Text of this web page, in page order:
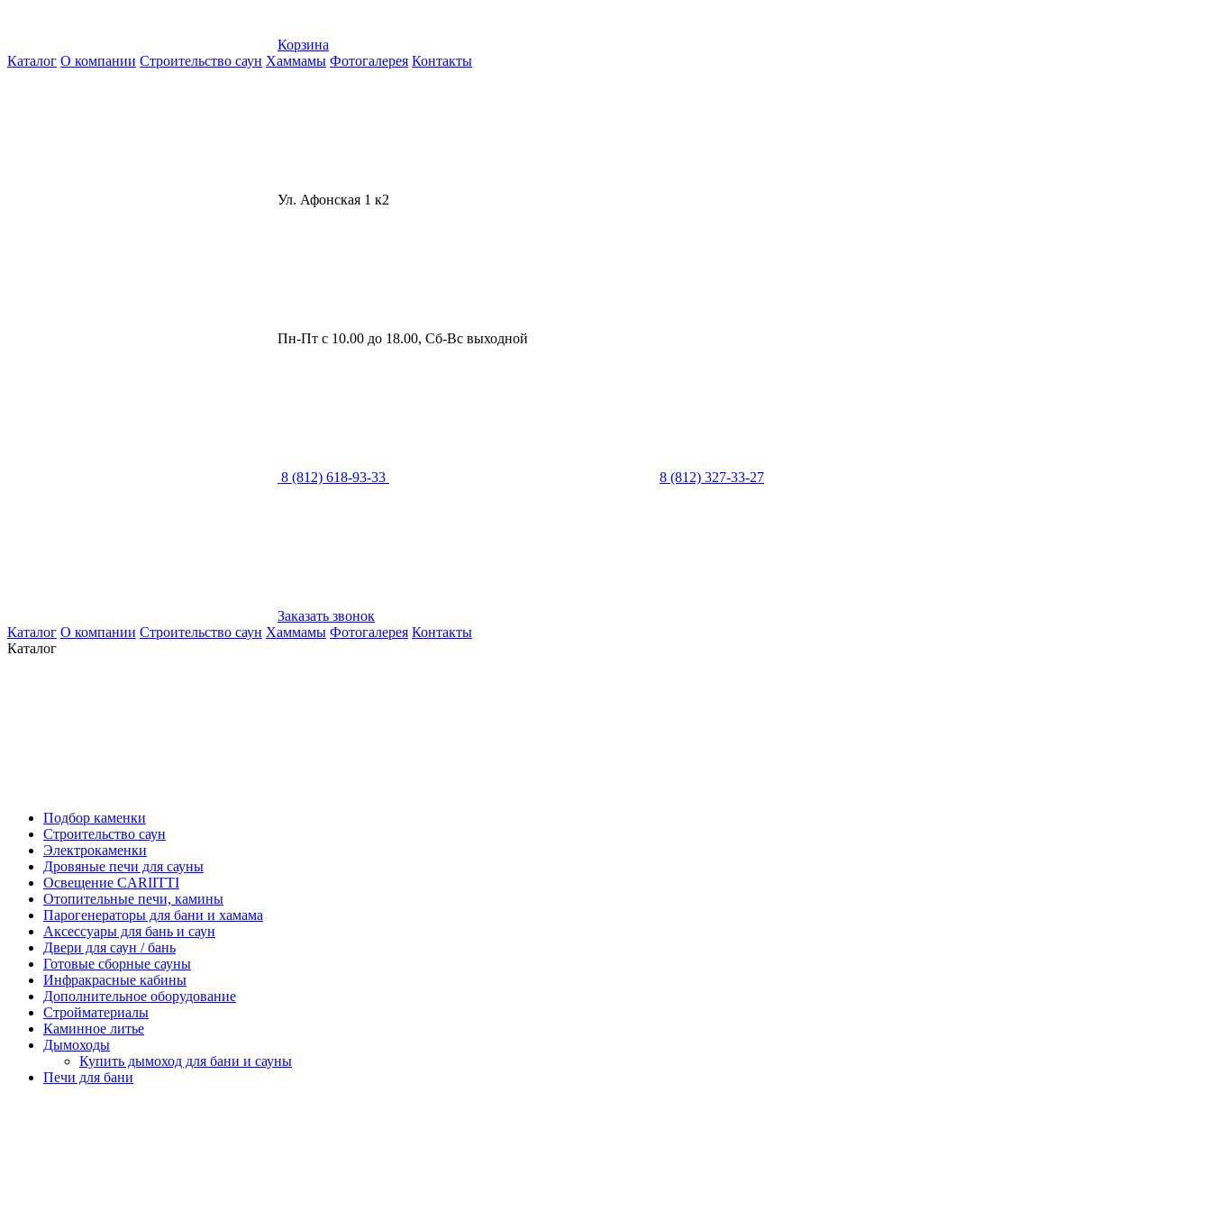
Корзина
Каталог О компании Строительство саун Хаммамы Фотогалерея Контакты
Ул. Афонская 1 к2
Пн-Пт с 10.00 до 18.00, Сб-Вс выходной
8 (812) 618-93-33 8 (812) 327-33-27
Заказать звонок
Каталог О компании Строительство саун Хаммамы Фотогалерея Контакты
Каталог
Подбор каменки
Строительство саун
Электрокаменки
Дровяные печи для сауны
Освещение CARIITTI
Отопительные печи, камины
Парогенераторы для бани и хамама
Аксессуары для бань и саун
Двери для саун / бань
Готовые сборные сауны
Инфракрасные кабины
Дополнительное оборудование
Стройматериалы
Каминное литье
Дымоходы
Купить дымоход для бани и сауны
Печи для бани